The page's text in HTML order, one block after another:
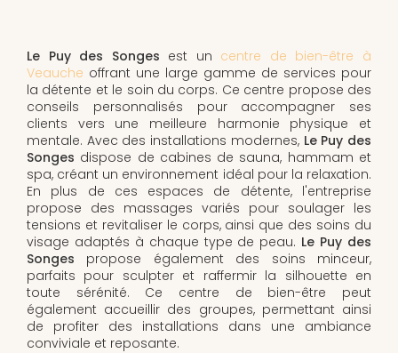
Le Puy des Songes est un centre de bien-être à
Veauche offrant une large gamme de services pour
la détente et le soin du corps. Ce centre propose des
conseils personnalisés pour accompagner ses
clients vers une meilleure harmonie physique et
mentale. Avec des installations modernes, Le Puy des
Songes dispose de cabines de sauna, hammam et
spa, créant un environnement idéal pour la relaxation.
En plus de ces espaces de détente, l'entreprise
propose des massages variés pour soulager les
tensions et revitaliser le corps, ainsi que des soins du
visage adaptés à chaque type de peau. Le Puy des
Songes propose également des soins minceur,
parfaits pour sculpter et raffermir la silhouette en
toute sérénité. Ce centre de bien-être peut
également accueillir des groupes, permettant ainsi
de profiter des installations dans une ambiance
conviviale et reposante.